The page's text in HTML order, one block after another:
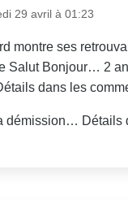
29 avril à 01:23
montre ses
Salut Bonjour… 2
dans les
démission… Détails